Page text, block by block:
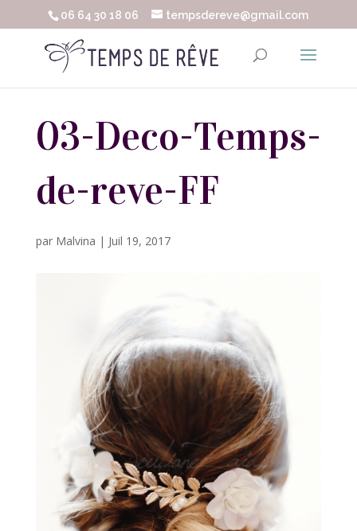
06 64 30 18 06 tempsdereve@gmail.com
03-Deco-Temps-
de-reve-FF
par Malvina | Juil 19, 2017